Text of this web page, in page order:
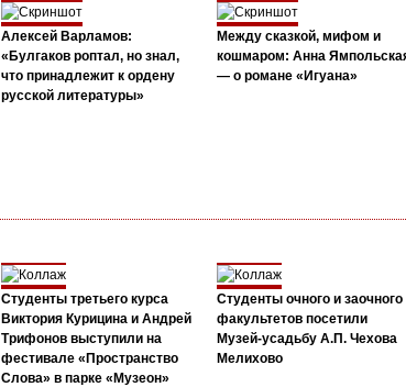
Алексей Варламов:
«Булгаков роптал, но знал,
что принадлежит к ордену
русской литературы»
Между сказкой, мифом и
кошмаром: Анна
— о романе «Игуана»
Студенты третьего курса
Виктория Курицина и Андрей
Трифонов выступили на
фестивале «Пространство
Слова» в парке «Музеон»
Студенты очного и заочного
факультетов посетили
Музей-усадьбу А.П. Чехова
Мелихово